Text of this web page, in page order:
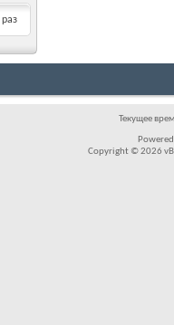
раз
Текущее
Copyright © 2026